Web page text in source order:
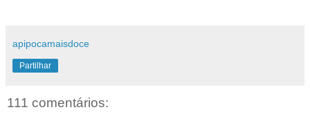
apipocamaisdoce
Partilhar
111 comentários: